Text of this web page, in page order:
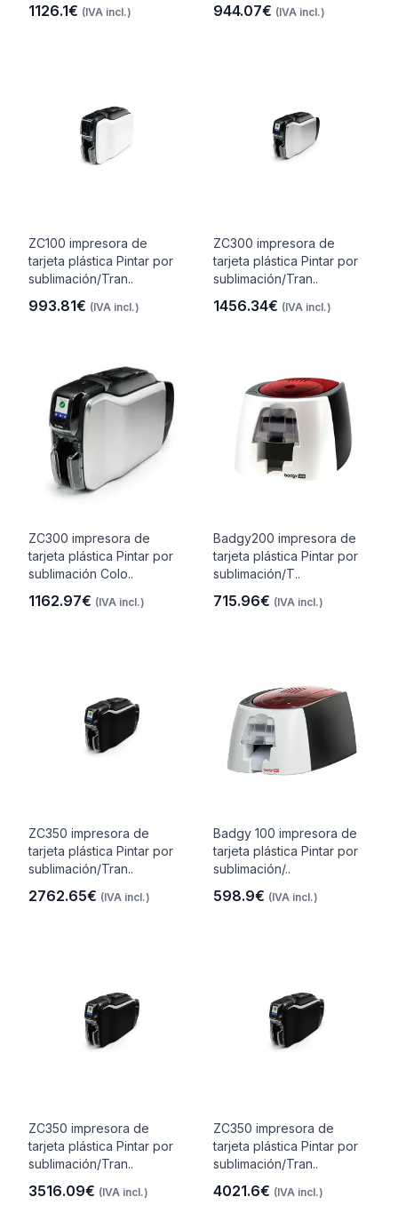
1126.1€ (IVA incl.) 944.07€ (IVA incl.)
ZC100 impresora de
tarjeta plástica Pintar por
sublimación/Tran..
993.81€ (IVA incl.)
ZC300 impresora de
tarjeta plástica Pintar por
sublimación/Tran..
1456.34€ (IVA incl.)
ZC300 impresora de
tarjeta plástica Pintar por
sublimación Colo..
1162.97€ (IVA incl.)
Badgy200 impresora de
tarjeta plástica Pintar por
sublimación/T..
715.96€ (IVA incl.)
ZC350 impresora de
tarjeta plástica Pintar por
sublimación/Tran..
2762.65€ (IVA incl.)
Badgy 100 impresora de
tarjeta plástica Pintar por
sublimación/..
598.9€ (IVA incl.)
ZC350 impresora de
tarjeta plástica Pintar por
sublimación/Tran..
3516.09€ (IVA incl.)
ZC350 impresora de
tarjeta plástica Pintar por
sublimación/Tran..
4021.6€ (IVA incl.)